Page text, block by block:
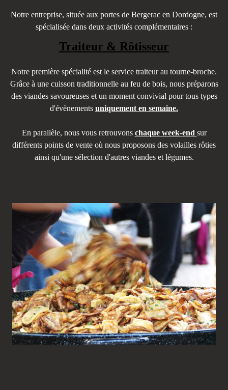
Notre entreprise, située aux portes de Bergerac en Dordogne, est
spécialisée dans deux activités complémentaires :
Traiteur & Rôtisseur
Notre première spécialité est le service traiteur au tourne-broche.
Grâce à une cuisson traditionnelle au feu de bois, nous préparons
des viandes savoureuses et un moment convivial pour tous types
d'évènements uniquement en semaine.
En parallèle, nous vous retrouvons chaque week-end sur
différents points de vente où nous proposons des volailles rôties
ainsi qu'une sélection d'autres viandes et légumes.